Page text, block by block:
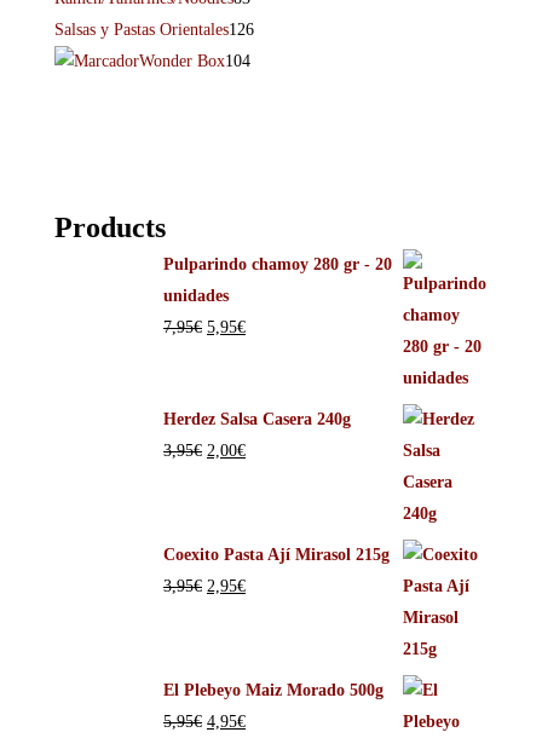
Salsas y Pastas Orientales126
Wonder Box104
Products
Pulparindo chamoy 280 gr - 20
unidades
7,95€ 5,95€
Herdez Salsa Casera 240g
3,95€ 2,00€
Coexito Pasta Ají Mirasol 215g
3,95€ 2,95€
El Plebeyo Maiz Morado 500g
5,95€ 4,95€